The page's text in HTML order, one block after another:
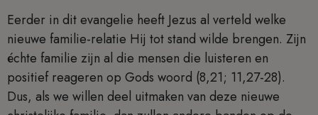
Eerder in dit evangelie heeft Jezus al verteld welke
nieuwe familie-relatie Hij tot stand wilde brengen. Zijn
échte familie zijn al die mensen die luisteren en
positief reageren op Gods woord (8,21; 11,27-28).
Dus, als we willen deel uitmaken van deze nieuwe